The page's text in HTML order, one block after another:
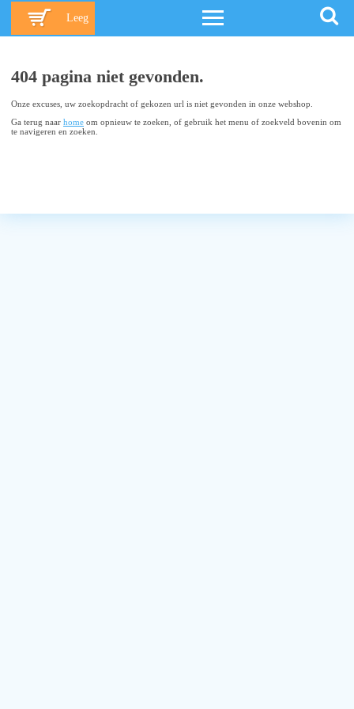
Leeg
404 pagina niet gevonden.
Onze excuses, uw zoekopdracht of gekozen url is niet gevonden in onze webshop.
Ga terug naar home om opnieuw te zoeken, of gebruik het menu of zoekveld bovenin om
te navigeren en zoeken.